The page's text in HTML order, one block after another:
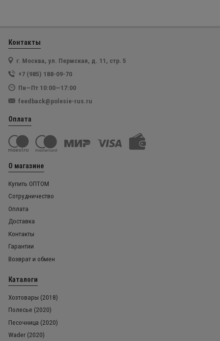
Контакты
г. Москва, ул. Пермская, д. 11, стр. 5
+7 (985) 188-09-70
Пн—Пт 10:00—17:00
feedback@polesie-rus.ru
Оплата
О магазине
Купить ОПТОМ
Сотрудничество
Оплата
Доставка
Контакты
Гарантии
Возврат и обмен
Каталоги
Хозтовары (2018)
Полесье (2020)
Песочница (2020)
Wader (2020)